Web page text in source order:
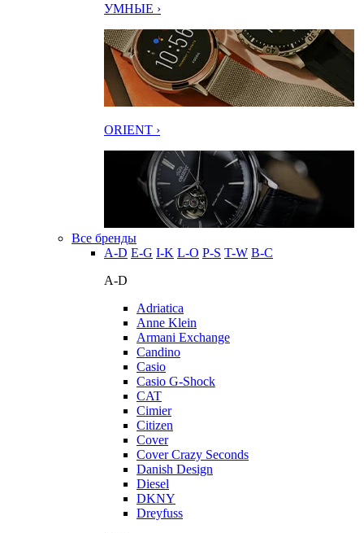
УМНЫЕ ›
ORIENT ›
Все бренды
A-D E-G I-K L-O P-S T-W В-С
A-D
Adriatica
Anne Klein
Armani Exchange
Candino
Casio
Casio G-Shock
CAT
Cimier
Citizen
Cover
Cover Crazy Seconds
Danish Design
Diesel
DKNY
Dreyfuss